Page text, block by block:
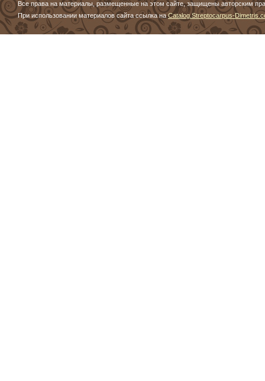
Все права на материалы, размещенные на этом сайте, защищены авторским
При использовании материалов сайта ссылка наCatalog.Streptocarpus-